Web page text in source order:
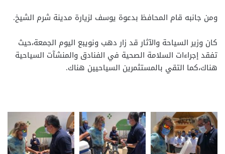
ومن جانبه قام المحافظ بدعوة يوسف لزيارة مدينة شرم الشيخ.
كان وزير السياحة والآثار قد زار دهب ونويبع اليوم الجمعة،حيث
تفقد إجراءات السلامة الصحية في الفنادق والمنشآت السياحية
هناك،كما التقي بالمستثمرين السياحيين هناك.